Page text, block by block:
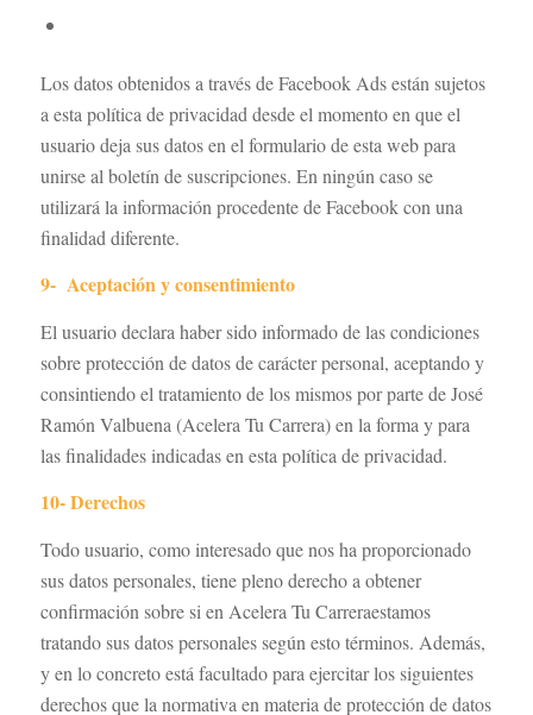
Los datos obtenidos a través de Facebook Ads están sujetos
a esta política de privacidad desde el momento en que el
usuario deja sus datos en el formulario de esta web para
unirse al boletín de suscripciones. En ningún caso se
utilizará la información procedente de Facebook con una
finalidad diferente.
9- Aceptación y consentimiento
El usuario declara haber sido informado de las condiciones
sobre protección de datos de carácter personal, aceptando y
consintiendo el tratamiento de los mismos por parte de José
Ramón Valbuena (Acelera Tu Carrera) en la forma y para
las finalidades indicadas en esta política de privacidad.
10- Derechos
Todo usuario, como interesado que nos ha proporcionado
sus datos personales, tiene pleno derecho a obtener
confirmación sobre si en Acelera Tu Carreraestamos
tratando sus datos personales según esto términos. Además,
y en lo concreto está facultado para ejercitar los siguientes
derechos que la normativa en materia de protección de datos